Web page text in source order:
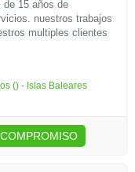
15 años de
nuestros trabajos
multiples clientes
() - Islas Baleares